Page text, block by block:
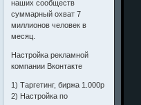
наших сообществ
суммарный охват 7
миллионов человек в
месяц.
Настройка рекламной
компании Вконтакте
1) Таргетинг, биржа 1.000р
2) Настройка по